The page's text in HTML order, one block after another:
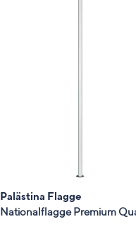
Palästina Flagge
Nationalflagge Premium